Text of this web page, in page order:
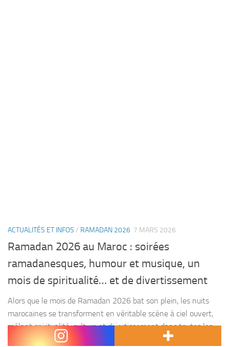
ACTUALITÉS ET INFOS / RAMADAN 2026 7 MARS 2026
Ramadan 2026 au Maroc : soirées
ramadanesques, humour et musique, un
mois de spiritualité… et de divertissement
Alors que le mois de Ramadan 2026 bat son plein, les nuits
marocaines se transforment en véritable scène à ciel ouvert,
mêlant spiritualité, culture et divertissement dans toutes les
grandes villes du Royaume. Entre...